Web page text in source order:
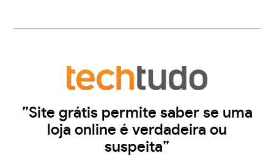
”Site grátis permite saber se uma
loja online é verdadeira ou
suspeita”